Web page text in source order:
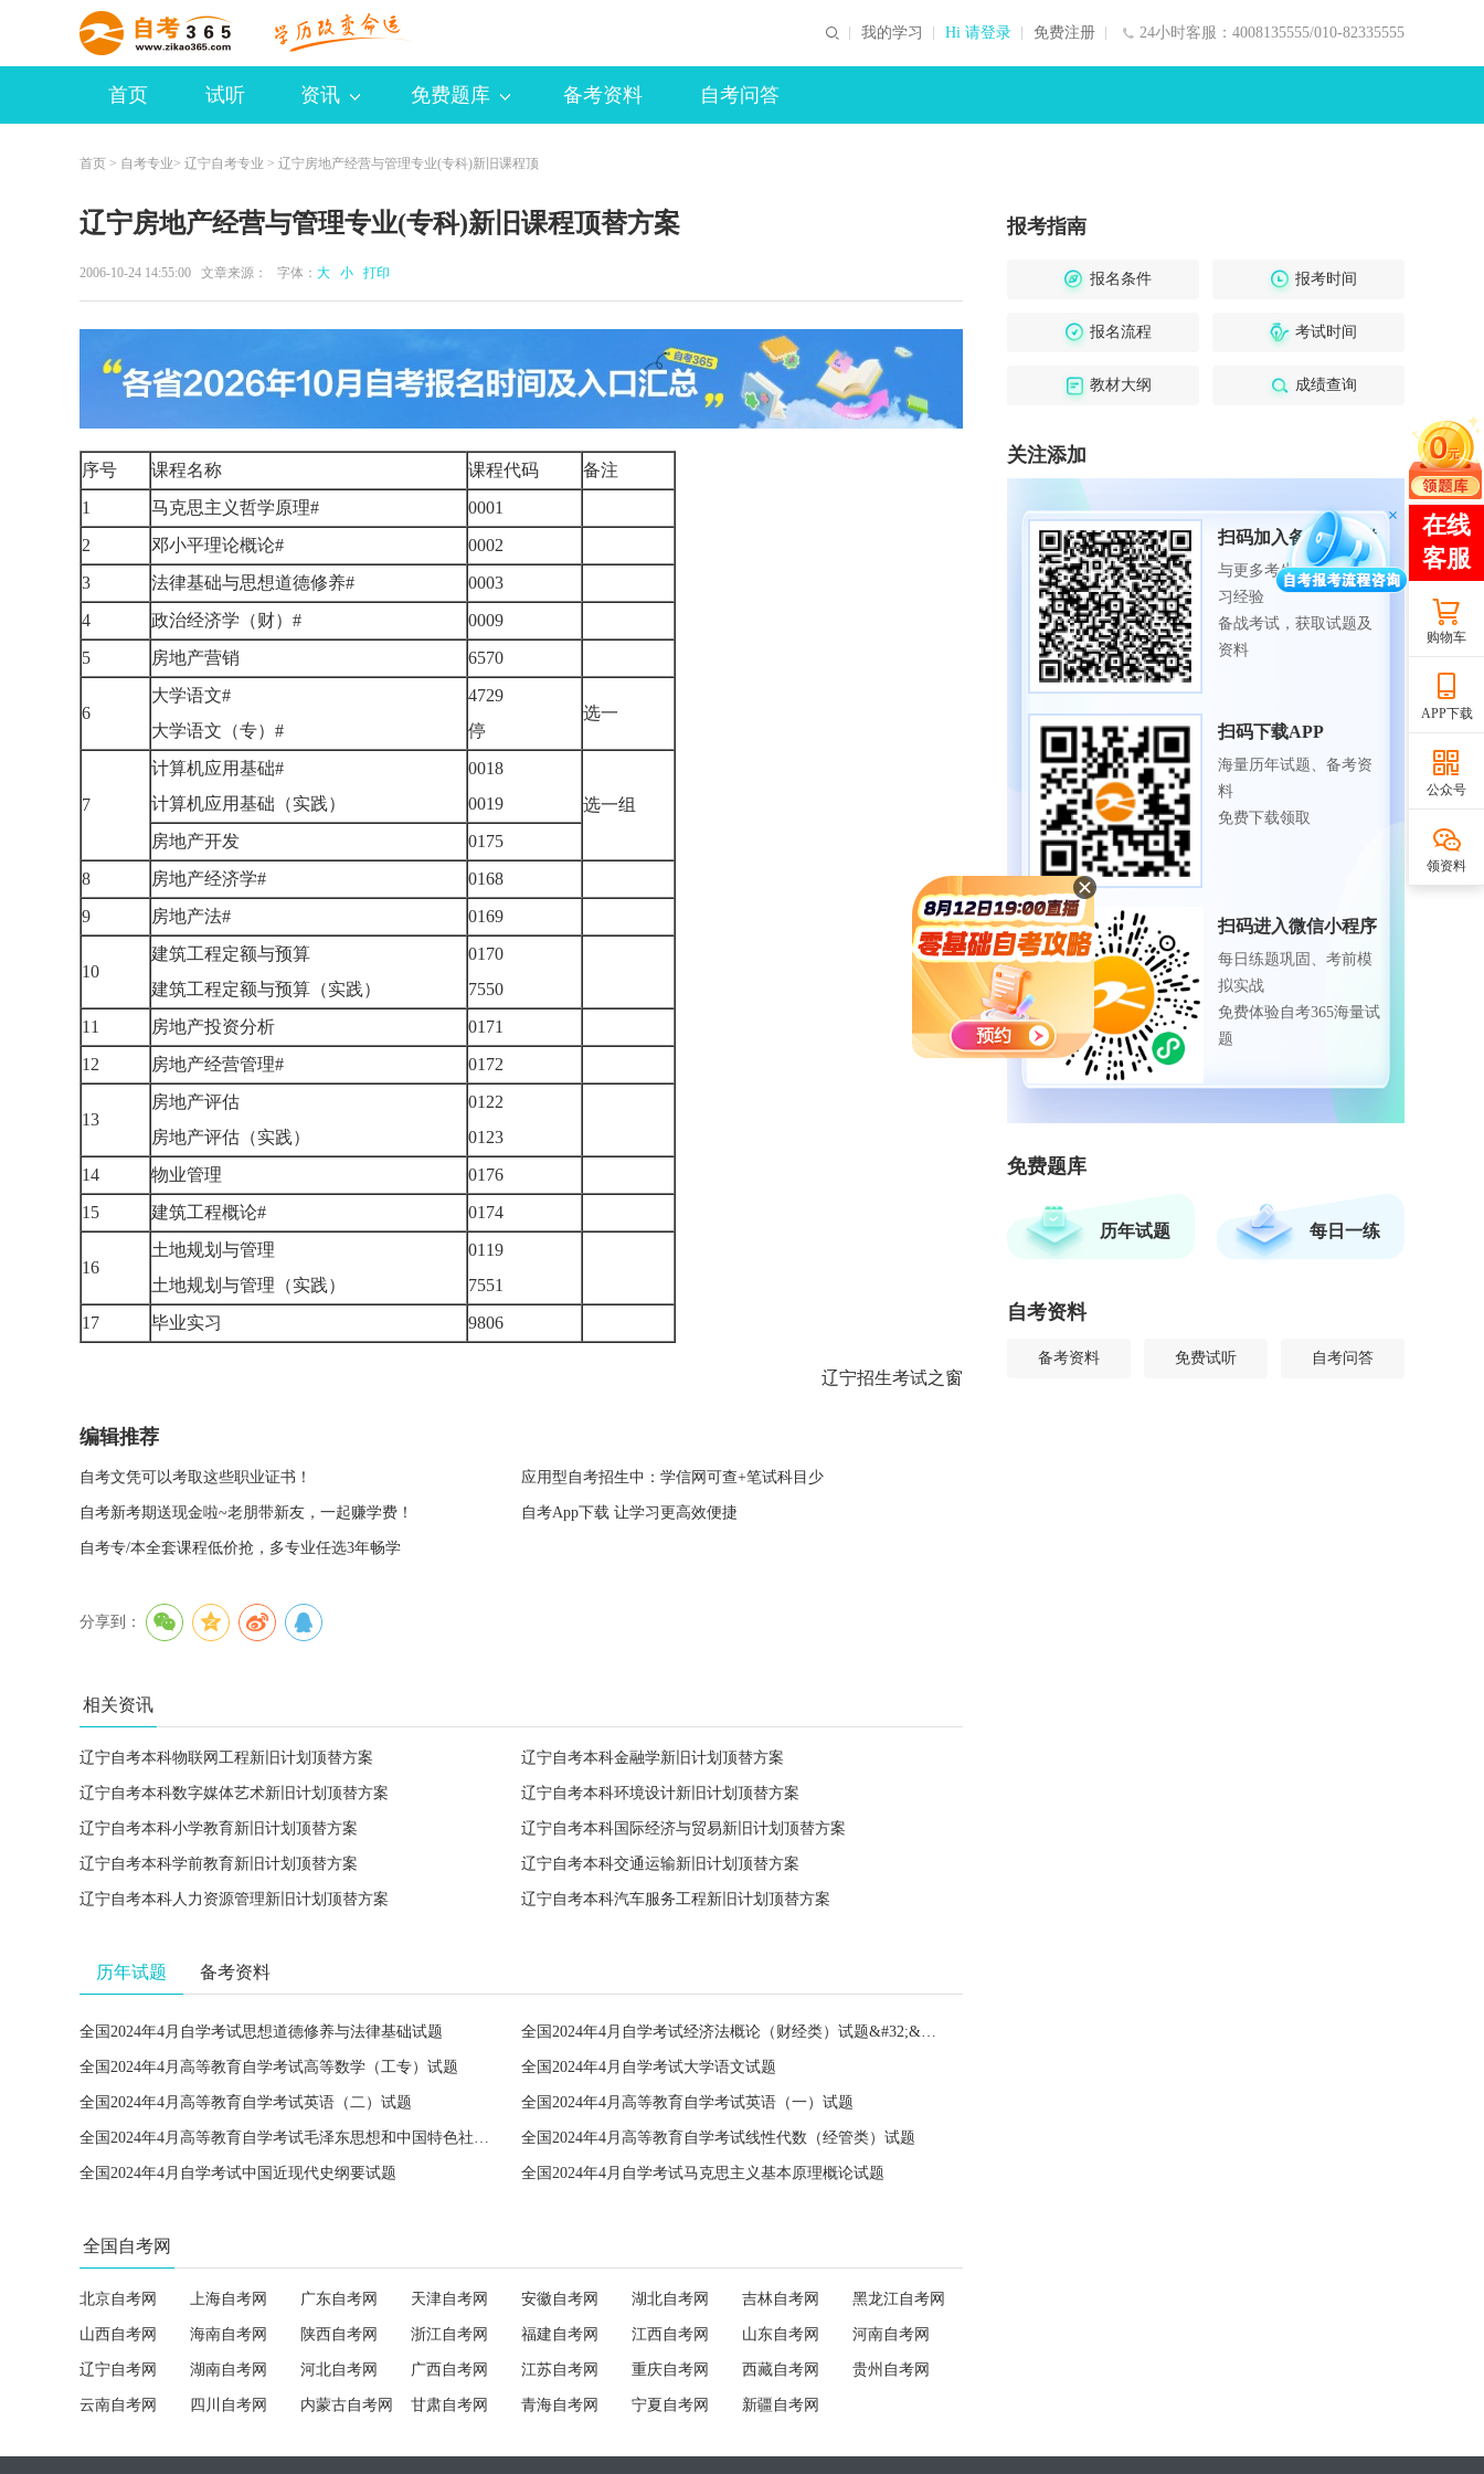
24小时客服：4008135555/010-82335555
我的学习 Hi 请登录 免费注册
首页 试听 资讯 免费题库 备考资料 自考问答
首页 > 自考专业> 辽宁自考专业 > 辽宁房地产经营与管理专业(专科)新旧课程顶
辽宁房地产经营与管理专业(专科)新旧课程顶替方案
2006-10-24 14:55:00 文章来源： 字体： 大 小 打印
序号 课程名称 课程代码
备注
1
马克思主义哲学原理#
0001
2
邓小平理论概论#
0002
3
法律基础与思想道德修养#
0003
4
政治经济学（财）#
0009
5
房地产营销 6570
6
大学语文#
大学语文（专）#
4729
停
选一
7
计算机应用基础#
计算机应用基础（实践）
0018
0019
选一组
房地产开发
0175
8
房地产经济学#
0168
9
房地产法# 0169
10
建筑工程定额与预算
建筑工程定额与预算（实践）
0170
7550
11
房地产投资分析
0171
12
房地产经营管理# 0172
13
房地产评估
房地产评估（实践）
0122
0123
14
物业管理
0176
15
建筑工程概论# 0174
16
土地规划与管理
土地规划与管理（实践）
0119
7551
17
毕业实习 9806
辽宁招生考试之窗
编辑推荐
自考文凭可以考取这些职业证书！ 应用型自考招生中：学信网可查+笔试科目少
自考新考期送现金啦~老朋带新友，一起赚学费！ 自考App下载 让学习更高效便捷
自考专/本全套课程低价抢，多专业任选3年畅学
分享到：
相关资讯
辽宁自考本科物联网工程新旧计划顶替方案 辽宁自考本科金融学新旧计划顶替方案
辽宁自考本科数字媒体艺术新旧计划顶替方案 辽宁自考本科环境设计新旧计划顶替方案
辽宁自考本科小学教育新旧计划顶替方案 辽宁自考本科国际经济与贸易新旧计划顶替方案
辽宁自考本科学前教育新旧计划顶替方案 辽宁自考本科交通运输新旧计划顶替方案
辽宁自考本科人力资源管理新旧计划顶替方案 辽宁自考本科汽车服务工程新旧计划顶替方案
历年试题 备考资料
全国2024年4月自学考试思想道德修养与法律基础试题 全国2024年4月自学考试经济法概论（财经类）试题&#32;&#32;
全国2024年4月高等教育自学考试高等数学（工专）试题 全国2024年4月自学考试大学语文试题
全国2024年4月高等教育自学考试英语（二）试题 全国2024年4月高等教育自学考试英语（一）试题
全国2024年4月高等教育自学考试毛泽东思想和中国特色社会主义理论体系概论试题 全国2024年4月高等教育自学考试线性代数（经管类）试题
全国2024年4月自学考试中国近现代史纲要试题 全国2024年4月自学考试马克思主义基本原理概论试题
全国自考网
北京自考网 上海自考网 广东自考网 天津自考网 安徽自考网 湖北自考网 吉林自考网 黑龙江自考网
山西自考网 海南自考网 陕西自考网 浙江自考网 福建自考网 江西自考网 山东自考网 河南自考网
辽宁自考网 湖南自考网 河北自考网 广西自考网 江苏自考网 重庆自考网 西藏自考网 贵州自考网
云南自考网 四川自考网 内蒙古自考网 甘肃自考网 青海自考网 宁夏自考网 新疆自考网
报考指南
报名条件 报考时间
报名流程 考试时间
教材大纲 成绩查询
关注添加
扫码加入备考交流群
与更多考生一起交流学
习经验
备战考试，获取试题及
资料
扫码下载APP
海量历年试题、备考资
料
免费下载领取
扫码进入微信小程序
每日练题巩固、考前模
拟实战
免费体验自考365海量试
题
免费题库
历年试题 每日一练
自考资料
备考资料 免费试听 自考问答
购物车
APP下载
公众号
领资料